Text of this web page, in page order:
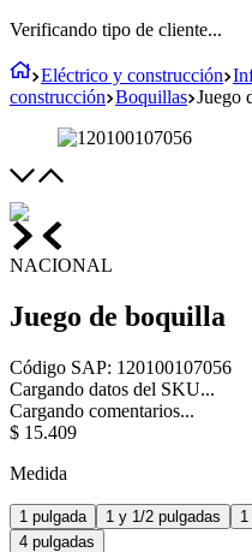
Verificando tipo de cliente...
Eléctrico y construcción
construcción Boquillas Juego
NACIONAL
Juego de boquilla
Código SAP: 120100107056
Cargando datos del SKU...
Cargando comentarios...
$ 15.409
Medida
1 pulgada 1 y 1/2 pulgadas
4 pulgadas